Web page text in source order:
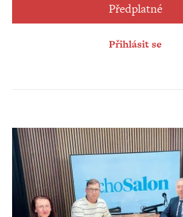
Předplatné
Přihlásit se